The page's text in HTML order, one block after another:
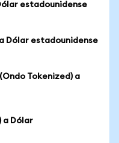
estadounidense
Dólar estadounidense
Tokenized) a
a Dólar